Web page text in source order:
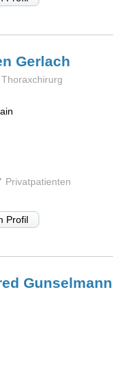
Gerlach
Privatpatienten
Profil
Gunselmann